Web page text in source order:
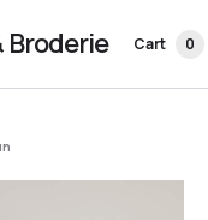
Broderie Cart 0